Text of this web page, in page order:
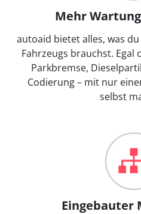
Mehr
autoaid bietet alles, was
Fahrzeugs brauchst. Egal
Parkbremse,
Codierung – mit nur
selbst
Eingebauter